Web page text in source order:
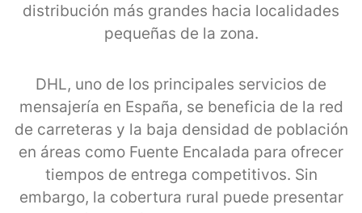
distribución más grandes hacia localidades
pequeñas de la zona.
DHL, uno de los principales servicios de
mensajería en España, se beneficia de la red
de carreteras y la baja densidad de población
en áreas como Fuente Encalada para ofrecer
tiempos de entrega competitivos. Sin
embargo, la cobertura rural puede presentar